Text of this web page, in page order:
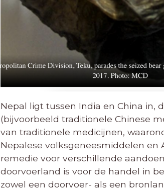
Nepal ligt tussen India en China in,
(bijvoorbeeld traditionele Chinese
van traditionele medicijnen,
Nepalese volksgeneesmiddelen en
remedie voor verschillende
doorvoerland is voor de handel in
zowel een doorvoer- als een